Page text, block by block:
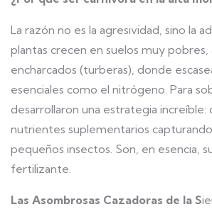
La razón no es la agresividad, sino la
plantas crecen en suelos muy pobres,
encharcados (turberas), donde
esenciales como el nitrógeno. Para
desarrollaron una estrategia
nutrientes suplementarios
pequeños insectos. Son, en esencia,
fertilizante.
Las Asombrosas Cazadoras de la S